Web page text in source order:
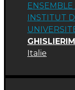
INSTITUT
Italie